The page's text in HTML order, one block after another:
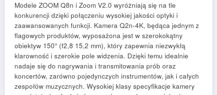
Modele ZOOM Q8n i Zoom V2.0 wyróżniają się na tle
konkurencji dzięki połączeniu wysokiej jakości optyki i
zaawansowanych funkcji. Kamera Q2n-4K, będąca jednym z
flagowych produktów, wyposażona jest w szerokokątny
obiektyw 150° (f2,8 15,2 mm), który zapewnia niezwykłą
klarowność i szerokie pole widzenia. Dzięki temu idealnie
nadaje się do nagrywania i transmitowania prób oraz
koncertów, zarówno pojedynczych instrumentów, jak i całych
zespołów muzycznych. Wysokiej klasy specyfikacje kamery